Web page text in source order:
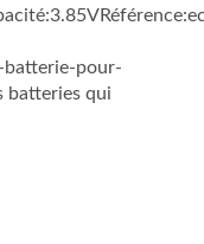
pour-
batteries qui